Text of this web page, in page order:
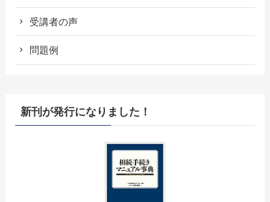
受講者の声
問題例
新刊が発行になりました！